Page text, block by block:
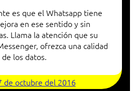
es que el Whatsapp tiene
en ese sentido y sin
Llama la atención que su
ofrezca una calidad
los datos.
de octubre del 2016